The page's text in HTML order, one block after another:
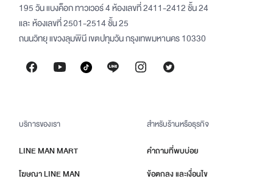
195 วัน แบงค็อก ทาวเวอร์ 4 ห้องเลขที่ 2411-2412 ชั้น 24
และ ห้องเลขที่ 2501-2514 ชั้น 25
ถนนวิทยุ แขวงลุมพินี เขตปทุมวัน กรุงเทพมหานคร 10330
บริการของเรา
LINE MAN MART
โฆษณา LINE MAN
สำหรับร้านหรือธุรกิจ
คำถามที่พบบ่อย
ข้อตกลง และเงื่อนไข